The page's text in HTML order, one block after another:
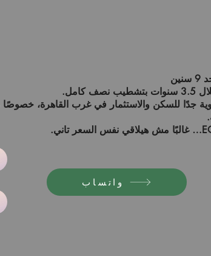
بتشطيب نصف كامل.
جدًا للسكن والاستثمار في غرب القاهرة،
واتساب